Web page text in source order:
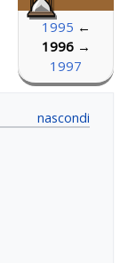
1995 ←
1996→
1997